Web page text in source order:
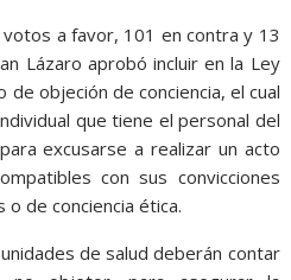
a favor, 101 en contra y 13
Lázaro aprobó incluir en la Ley
de objeción de conciencia, el cual
que tiene el personal del
excusarse a realizar un acto
con sus convicciones
de conciencia ética.
de salud deberán contar